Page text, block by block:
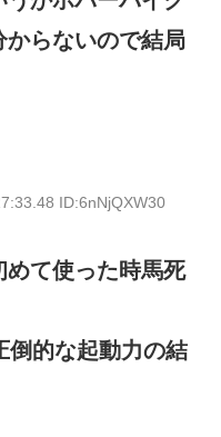
からないので結局
ID:6nNjQXW30
て使った時馬死
倒的な起動力の結